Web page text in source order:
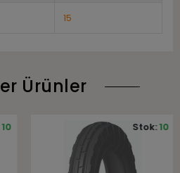
15
Ürünler
10 Stok:10